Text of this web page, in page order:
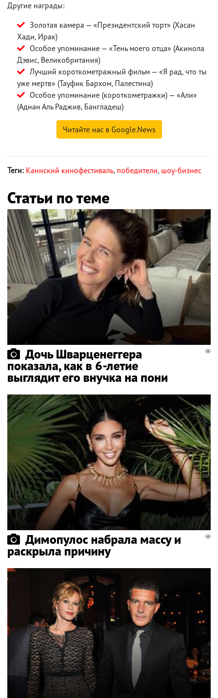
Другие награды:
Золотая камера — «Президентский торт» (Хасан
Хади, Ирак)
Особое упоминание — «Тень моего отца» (Акинола
Дэвис, Великобритания)
Лучший короткометражный фильм — «Я рад, что ты
уже мертв» (Тауфик Бархом, Палестина)
Особое упоминание (короткометражки) — «Али»
(Аднан Аль Раджив, Бангладеш)
Читайте нас в Google.News
Теги: Каннский кинофестиваль, победители, шоу-бизнес
Статьи по теме
Дочь Шварценеггера
показала, как в 6-летие
выглядит его внучка на пони
Димопулос набрала массу и
раскрыла причину